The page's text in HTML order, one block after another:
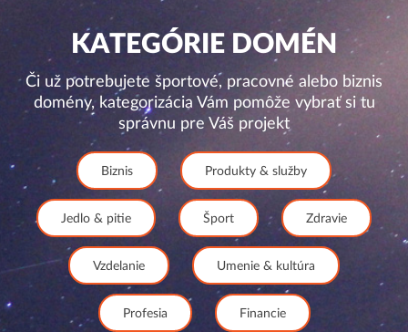
KATEGÓRIE DOMÉN
Či už potrebujete športové, pracovné alebo biznis
domény, kategorizácia Vám pomôže vybrať si tu
správnu pre Váš projekt
Biznis Produkty & služby
Jedlo & pitie Šport Zdravie
Vzdelanie Umenie & kultúra
Profesia Financie